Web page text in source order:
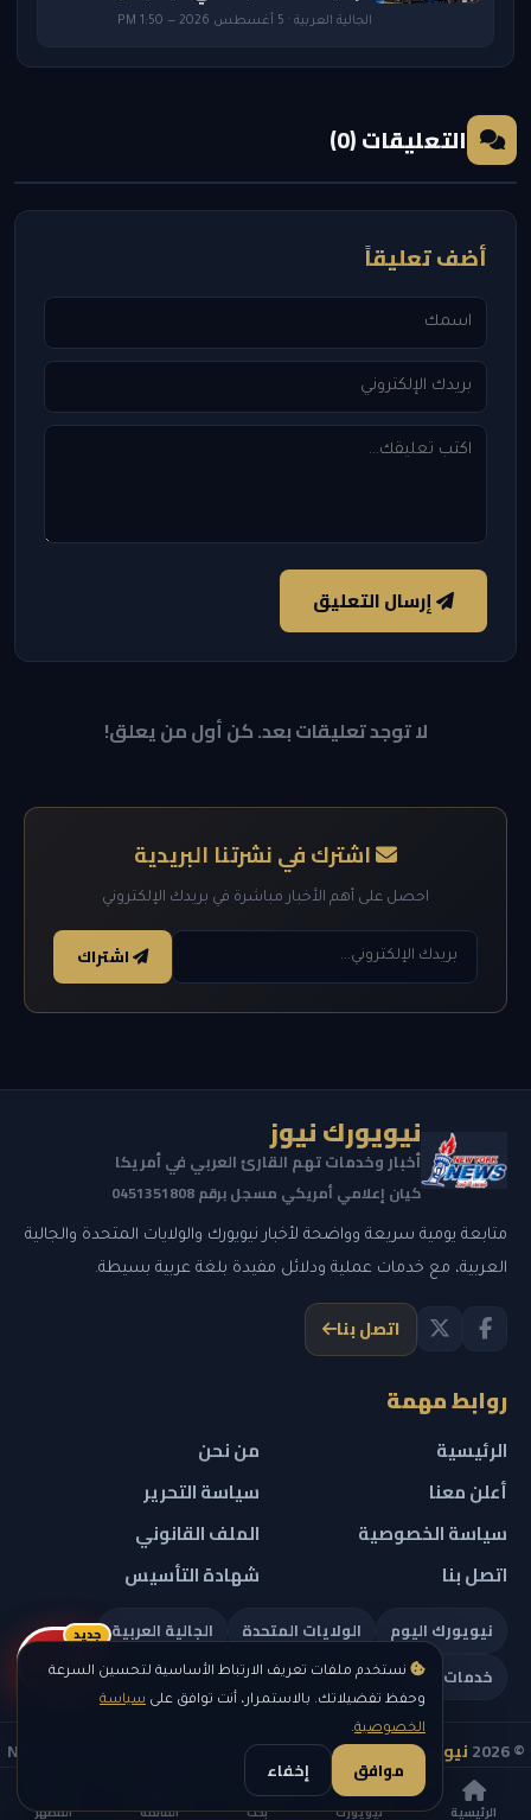
الرئيسية نيويورك بحث القائمة المظهر
نستخدم ملفات تعريف الارتباط الأساسية لتحسين السرعة
وحفظ تفضيلاتك. بالاستمرار، أنت توافق على سياسة
الخصوصية.
موافق إخفاء
الجالية العربية · 5 أغسطس 2026 — 1:50 PM
التعليقات (0)
أضف تعليقاً
إرسال التعليق
لا توجد تعليقات بعد. كن أول من يعلق!
اشترك في نشرتنا البريدية
احصل على أهم الأخبار مباشرة في بريدك الإلكتروني
اشتراك
نيويورك نيوز
أخبار وخدمات تهم القارئ العربي في أمريكا
كيان إعلامي أمريكي مسجل برقم 0451351808
متابعة يومية سريعة وواضحة لأخبار نيويورك والولايات المتحدة والجالية
العربية، مع خدمات عملية ودلائل مفيدة بلغة عربية بسيطة.
اتصل بنا
روابط مهمة
الرئيسية
من نحن
أعلن معنا
سياسة التحرير
سياسة الخصوصية
الملف القانوني
اتصل بنا
شهادة التأسيس
نيويورك اليوم الولايات المتحدة
الجالية العربية
خدمات تهمك
© 2026 نيويورك نيوز
— جميع الحقوق محفوظة — NEW YORK NEWS
IN ARABIC LLC — رقم التسجيل 0451351808
ريلز
جديد